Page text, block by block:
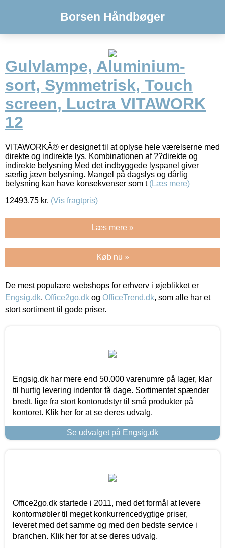
Borsen Håndbøger
Gulvlampe, Aluminium-
sort, Symmetrisk, Touch
screen, Luctra VITAWORK
12
VITAWORKÂ® er designet til at oplyse hele værelserne med
direkte og indirekte lys. Kombinationen af ??direkte og
indirekte belysning Med det indbyggede lyspanel giver
særlig jævn belysning. Mangel på dagslys og dårlig
belysning kan have konsekvenser som t (Læs mere)
12493.75 kr. (Vis fragtpris)
Læs mere »
Køb nu »
De mest populære webshops for erhverv i øjeblikket er
Engsig.dk, Office2go.dk og OfficeTrend.dk, som alle har et
stort sortiment til gode priser.
Engsig.dk har mere end 50.000 varenumre på lager, klar
til hurtig levering indenfor få dage. Sortimentet spænder
bredt, lige fra stort kontorudstyr til små produkter på
kontoret. Klik her for at se deres udvalg.
Se udvalget på Engsig.dk
Office2go.dk startede i 2011, med det formål at levere
kontormøbler til meget konkurrencedygtige priser,
leveret med det samme og med den bedste service i
branchen. Klik her for at se deres udvalg.